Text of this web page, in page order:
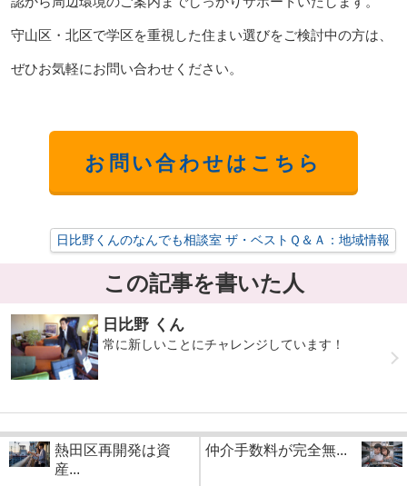
守山区・北区で学区を重視した住まい選びをご検討中の方は、
ぜひお気軽にお問い合わせください。
お問い合わせはこちら
日比野くんのなんでも相談室 ザ・ベストＱ＆Ａ：地域情報
この記事を書いた人
日比野 くん
常に新しいことにチャレンジしています！
熱田区再開発は資
産...
仲介手数料が完全無...